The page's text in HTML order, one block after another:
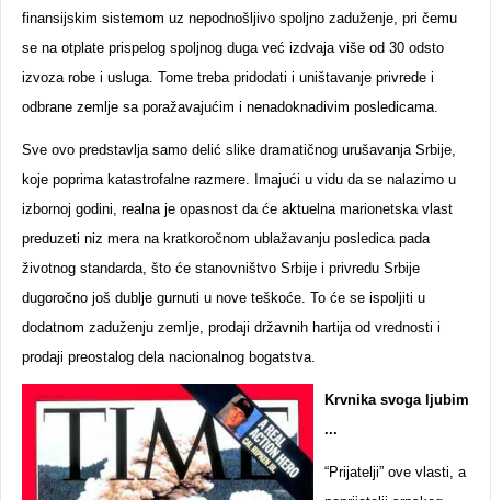
finansijskim sistemom uz nepodnošljivo spoljno zaduženje, pri čemu
se na otplate prispelog spoljnog duga već izdvaja više od 30 odsto
izvoza robe i usluga. Tome treba pridodati i uništavanje privrede i
odbrane zemlje sa poražavajućim i nenadoknadivim posledicama.
Sve ovo predstavlja samo delić slike dramatičnog urušavanja Srbije,
koje poprima katastrofalne razmere. Imajući u vidu da se nalazimo u
izbornoj godini, realna je opasnost da će aktuelna marionetska vlast
preduzeti niz mera na kratkoročnom ublažavanju posledica pada
životnog standarda, što će stanovništvo Srbije i privredu Srbije
dugoročno još dublje gurnuti u nove teškoće. To će se ispoljiti u
dodatnom zaduženju zemlje, prodaji državnih hartija od vrednosti i
prodaji preostalog dela nacionalnog bogatstva.
Krvnika svoga ljubim
...
“Prijatelji” ove vlasti, a